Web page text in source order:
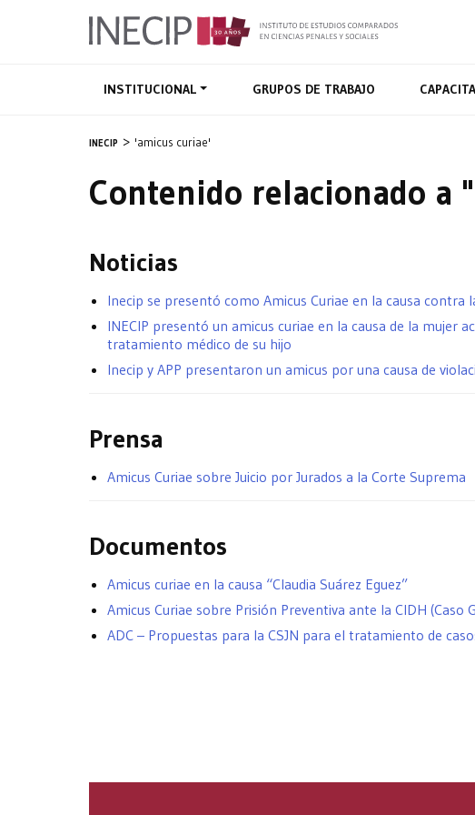
INSTITUCIONAL GRUPOS DE TRABAJO
INECIP 'amicus curiae'
Contenido relacionado a
Noticias
Inecip se presentó como Amicus Curiae en la causa contra
INECIP presentó un amicus curiae en la causa de la mujer
tratamiento médico de su hijo
Inecip y APP presentaron un amicus por una causa de
Prensa
Amicus Curiae sobre Juicio por Jurados a la Corte Suprema
Documentos
Amicus curiae en la causa “Claudia Suárez Eguez”
Amicus Curiae sobre Prisión Preventiva ante la CIDH (Caso
ADC – Propuestas para la CSJN para el tratamiento de